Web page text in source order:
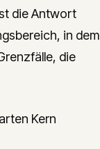
die Antwort
in dem
die
Kern